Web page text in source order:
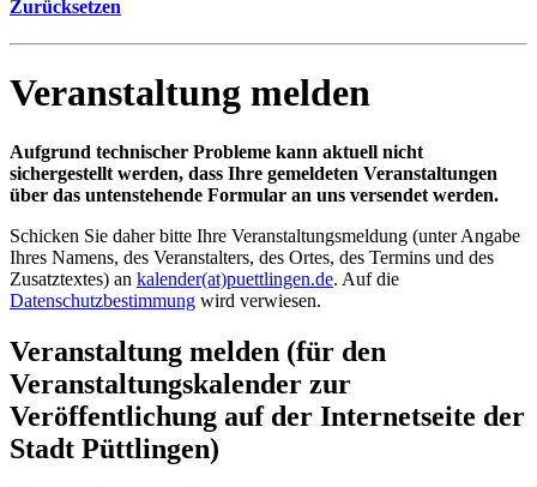
Zurücksetzen
Veranstaltung melden
Aufgrund technischer Probleme kann aktuell nicht
sichergestellt werden, dass Ihre gemeldeten Veranstaltungen
über das untenstehende Formular an uns versendet werden.
Schicken Sie daher bitte Ihre Veranstaltungsmeldung (unter Angabe
Ihres Namens, des Veranstalters, des Ortes, des Termins und des
Zusatztextes) an kalender(at)puettlingen.de. Auf die
Datenschutzbestimmung wird verwiesen.
Veranstaltung melden (für den
Veranstaltungskalender zur
Veröffentlichung auf der Internetseite der
Stadt Püttlingen)